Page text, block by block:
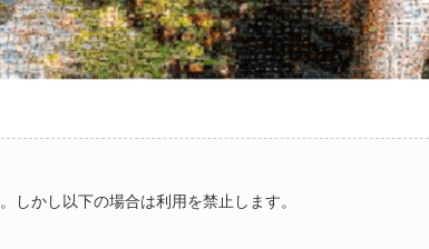
しかし以下の場合は利用を禁止します。